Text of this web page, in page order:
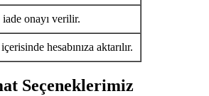
onayı verilir.
içerisinde hesabınıza aktarılır.
Seçeneklerimiz